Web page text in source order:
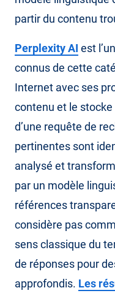
partir du contenu
Perplexity AI est
connus de cette
Internet avec ses
contenu et le stocke
d’une requête de
pertinentes sont
analysé et
par un modèle
références
considère pas
sens classique du
de réponses pour
approfondis. Les